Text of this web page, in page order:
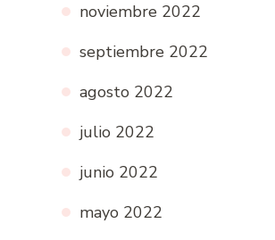
noviembre 2022
septiembre 2022
agosto 2022
julio 2022
junio 2022
mayo 2022